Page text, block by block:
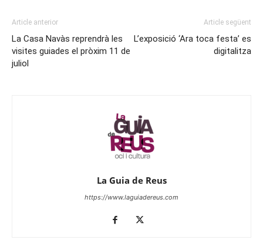
Article anterior
La Casa Navàs reprendrà les
visites guiades el pròxim 11 de
juliol
Article següent
L’exposició ‘Ara toca festa’ es
digitalitza
La Guia de Reus
https://www.laguiadereus.com